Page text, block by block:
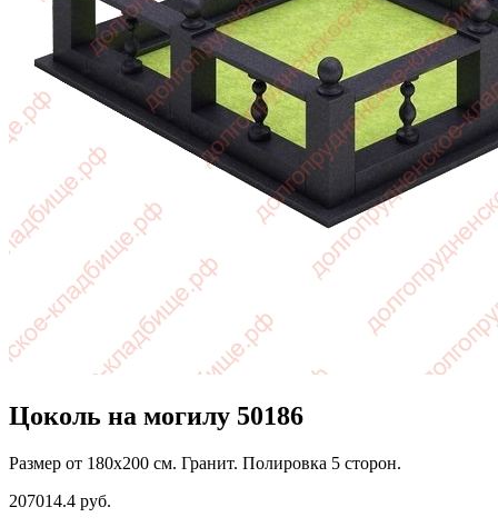
Цоколь на могилу 50186
Размер от 180х200 см. Гранит. Полировка 5 сторон.
207014.4 руб.